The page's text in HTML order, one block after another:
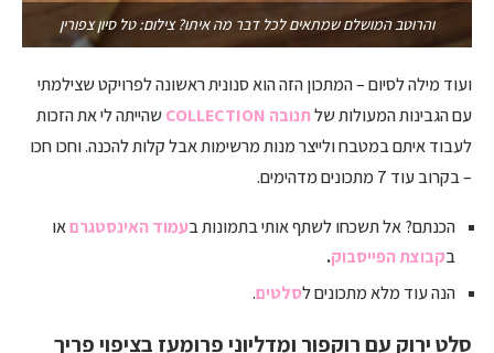
והרוטב המושלם שמתאים לכל דבר מה איתו? צילום: טל סיון צפורין
ועוד מילה לסיום – המתכון הזה הוא סנונית ראשונה לפרויקט שצילמתי
עם הגבינות המעולות שלתנובה COLLECTION
שהייתה לי את הזכות
לעבוד איתם במטבח ולייצר מנות מרשימות אבל קלות להכנה. וחכו חכו
– בקרוב עוד 7 מתכונים מדהימים.
הכנתם? אל תשכחו לשתף אותי בתמונות בעמוד האינסטגרםאו
בקבוצת הפייסבוק.
הנה עוד מלא מתכונים לסלטים.
סלט ירוק עם רוקפור ומדליוני פרומעז בציפוי פריך